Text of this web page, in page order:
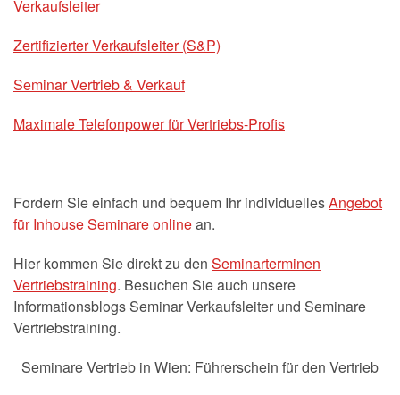
Verkaufsleiter
Zertifizierter Verkaufsleiter (S&P)
Seminar Vertrieb & Verkauf
Maximale Telefonpower für Vertriebs-Profis
Fordern Sie einfach und bequem Ihr individuellesAngebot
für Inhouse Seminare onlinean.
Hier kommen Sie direkt zu den Seminarterminen
Vertriebstraining. Besuchen Sie auch unsere
Informationsblogs Seminar Verkaufsleiter und Seminare
Vertriebstraining.
Seminare Vertrieb in Wien: Führerschein für den Vertrieb